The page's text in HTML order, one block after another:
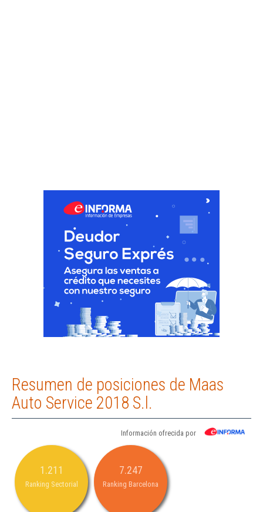
Resumen de posiciones de Maas
Auto Service 2018 S.l.
Información ofrecida por
1.211
Ranking Sectorial
7.247
Ranking Barcelona